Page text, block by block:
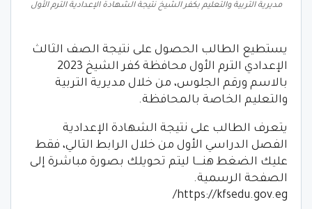
مديرية التربية والتعليم بكفر الشيخ نتيجة الشهادة الإعدادية الترم الأول
يستطيع الطالب الحصول على نتيجة الصف الثالث
الإعدادي الترم الأول محافظة كفر الشيخ 2023
بالاسم ورقم الجلوس، من خلال مديرية التربية
والتعليم الخاصة بالمحافظة.
يتعرف الطالب على نتيجة الشهادة الإعدادية
الفصل الدراسي الأول من خلال الرابط التالي، فقط
عليك الضغط هنــــا ليتم تحويلك بصورة مباشرة إلى
الصفحة الرسمية.
https://kfsedu.gov.eg/